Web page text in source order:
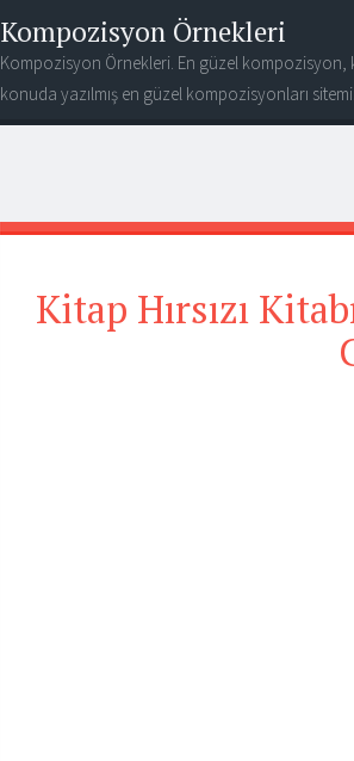
Kompozisyon Örnekleri
Kompozisyon Örnekleri. En güzel
konuda yazılmış en güzel kompozisyonları
Kitap Hırsızı